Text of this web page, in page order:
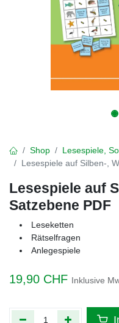
Shop
Lesespiele,
Lesespiele auf Silben-,
Lesespiele auf
Satzebene PDF
Leseketten
Rätselfragen
Anlegespiele
19,90 CHF Inklusive